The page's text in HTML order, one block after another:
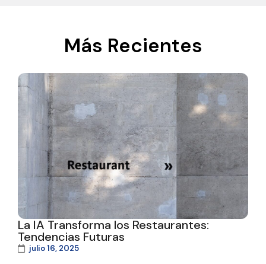
Más Recientes
La IA Transforma los Restaurantes:
Tendencias Futuras
julio 16, 2025